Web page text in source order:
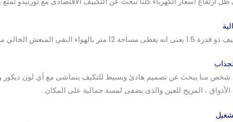
يغطى مساحة 12 متر بالهواء النقي المنعش الخالي من الميكروبات والرطوبة .
منا يبحث عن تصميم هادئ وبسيط للتكيف يتماشى مع أي لون ديكور وأي
، المريح للعين والذى يضفى لمسة جمالية على المكان .